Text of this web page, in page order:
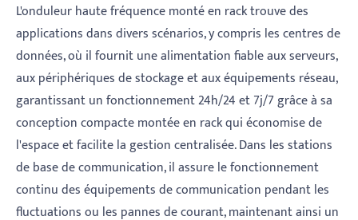
L'onduleur haute fréquence monté en rack trouve des
applications dans divers scénarios, y compris les centres de
données, où il fournit une alimentation fiable aux serveurs,
aux périphériques de stockage et aux équipements réseau,
garantissant un fonctionnement 24h/24 et 7j/7 grâce à sa
conception compacte montée en rack qui économise de
l'espace et facilite la gestion centralisée. Dans les stations
de base de communication, il assure le fonctionnement
continu des équipements de communication pendant les
fluctuations ou les pannes de courant, maintenant ainsi un